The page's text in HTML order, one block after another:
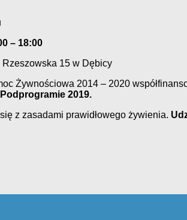
– 18:00
Rzeszowska 15 w Dębicy
Żywnościowa 2014 – 2020
2019.
z zasadami prawidłowego żywienia.